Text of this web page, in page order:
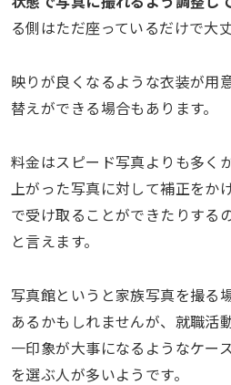
る側はただ座っているだけで大丈
映りが良くなるような衣装が用
替えができる場合もあります。
料金はスピード写真よりも多く
上がった写真に対して補正をか
で受け取ることができたりする
と言えます。
写真館というと家族写真を撮る
あるかもしれませんが、就職活
一印象が大事になるようなケー
を選ぶ人が多いようです。